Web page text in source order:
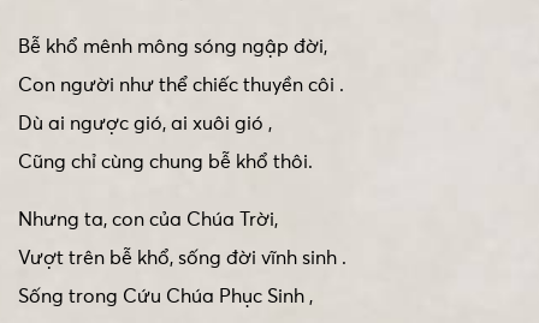
Bễ khổ mênh mông sóng ngập đời,
Con người như thể chiếc thuyền côi .
Dù ai ngược gió, ai xuôi gió ,
Cũng chỉ cùng chung bễ khổ thôi.
Nhưng ta, con của Chúa Trời,
Vượt trên bễ khổ, sống đời vĩnh sinh .
Sống trong Cứu Chúa Phục Sinh ,